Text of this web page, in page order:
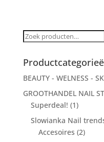
Zoeken
BEAUTY - WELNESS -
GROOTHANDEL NAIL
Superdeal! (1)
Slowianka Nail
Accesoires (2)